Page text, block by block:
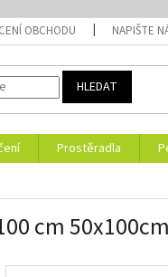
OBCHODU NAPIŠTE
HLEDAT
Prostěradla
cm 50x100cm